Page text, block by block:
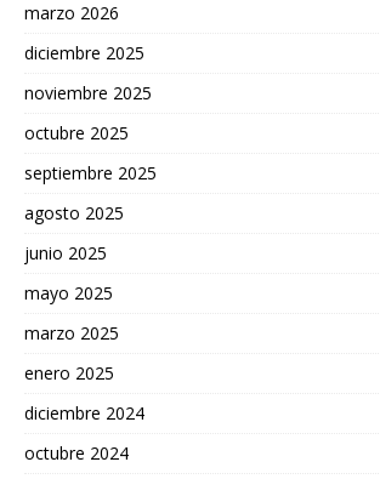
marzo 2026
diciembre 2025
noviembre 2025
octubre 2025
septiembre 2025
agosto 2025
junio 2025
mayo 2025
marzo 2025
enero 2025
diciembre 2024
octubre 2024